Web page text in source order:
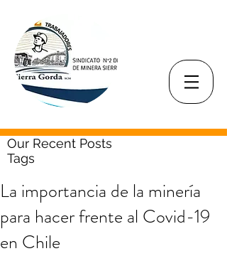
Our Recent Posts
Tags
La importancia de la minería
para hacer frente al Covid-19
en Chile